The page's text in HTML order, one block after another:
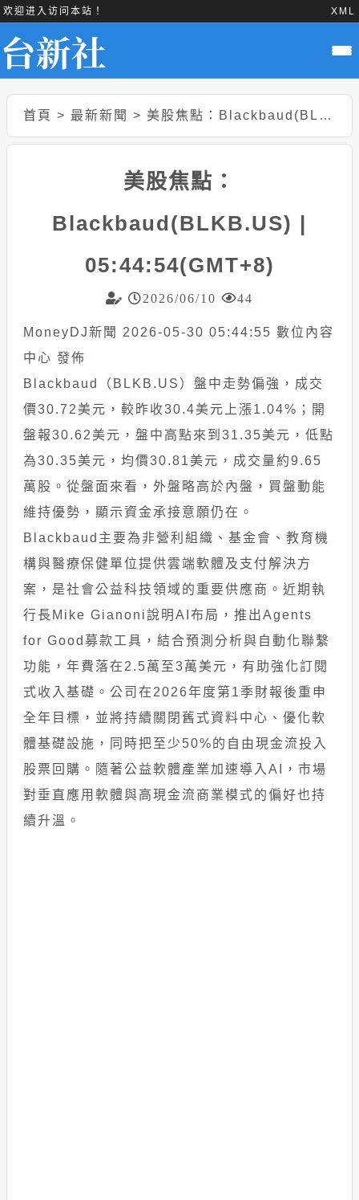
欢迎进入访问本站！ XML
首頁 > 最新新聞 > 美股焦點：Blackbaud(BLKB.US) | 05:44:54(GMT+8)
美股焦點：
Blackbaud(BLKB.US) |
05:44:54(GMT+8)
2026/06/10 44
MoneyDJ新聞 2026-05-30 05:44:55 數位內容
中心 發佈
Blackbaud（BLKB.US）盤中走勢偏強，成交
價30.72美元，較昨收30.4美元上漲1.04%；開
盤報30.62美元，盤中高點來到31.35美元，低點
為30.35美元，均價30.81美元，成交量約9.65
萬股。從盤面來看，外盤略高於內盤，買盤動能
維持優勢，顯示資金承接意願仍在。
Blackbaud主要為非營利組織、基金會、教育機
構與醫療保健單位提供雲端軟體及支付解決方
案，是社會公益科技領域的重要供應商。近期執
行長Mike Gianoni說明AI布局，推出Agents
for Good募款工具，結合預測分析與自動化聯繫
功能，年費落在2.5萬至3萬美元，有助強化訂閱
式收入基礎。公司在2026年度第1季財報後重申
全年目標，並將持續關閉舊式資料中心、優化軟
體基礎設施，同時把至少50%的自由現金流投入
股票回購。隨著公益軟體產業加速導入AI，市場
對垂直應用軟體與高現金流商業模式的偏好也持
續升溫。